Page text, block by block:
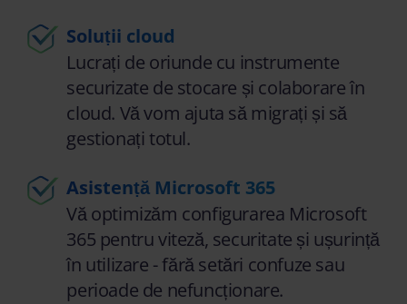
Soluții cloud
Lucrați de oriunde cu instrumente
securizate de stocare și colaborare în
cloud. Vă vom ajuta să migrați și să
gestionați totul.
Asistență Microsoft 365
Vă optimizăm configurarea Microsoft
365 pentru viteză, securitate și ușurință
în utilizare - fără setări confuze sau
perioade de nefuncționare.